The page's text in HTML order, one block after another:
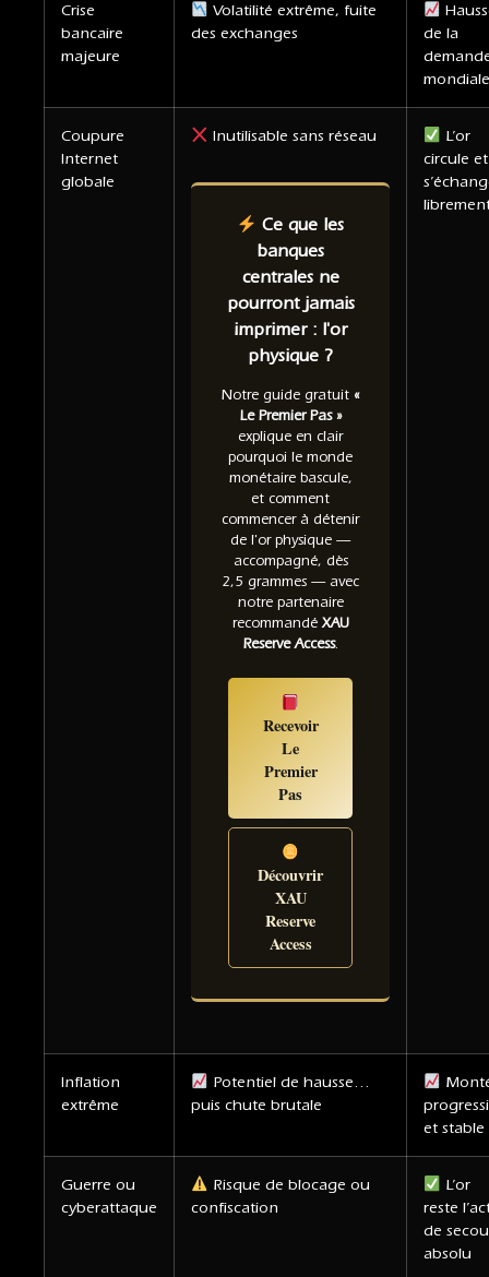
Crise
bancaire
majeure
Volatilité extrême, fuite
des exchanges
de la
mondiale
Coupure
Internet
globale
Inutilisable sans réseau
Ce que les
banques
centrales ne
pourront jamais
imprimer : l'or
physique ?
Notre guide gratuit «
Le Premier Pas »
explique en clair
pourquoi le monde
monétaire bascule,
et comment
commencer à détenir
de l'or physique —
accompagné, dès
2,5 grammes — avec
notre partenaire
recommandéXAU
Reserve Access.
Recevoir
Le
Premier
Pas
Découvrir
XAU
Reserve
Access
L’or
circule et
Inflation
extrême
Potentiel de hausse…
puis chute brutale
et stable
Guerre ou
cyberattaque
Risque de blocage ou
confiscation
L’or
reste
de
absolu